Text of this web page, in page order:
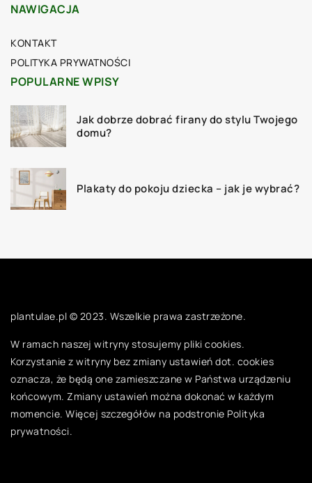
NAWIGACJA
KONTAKT
POLITYKA PRYWATNOŚCI
POPULARNE WPISY
Jak dobrze dobrać firany do stylu Twojego
domu?
Plakaty do pokoju dziecka – jak je wybrać?
plantulae.pl © 2023. Wszelkie prawa zastrzeżone.
W ramach naszej witryny stosujemy pliki cookies.
Korzystanie z witryny bez zmiany ustawień dot. cookies
oznacza, że będą one zamieszczane w Państwa urządzeniu
końcowym. Zmiany ustawień można dokonać w każdym
momencie. Więcej szczegółów na podstronie Polityka
prywatności.